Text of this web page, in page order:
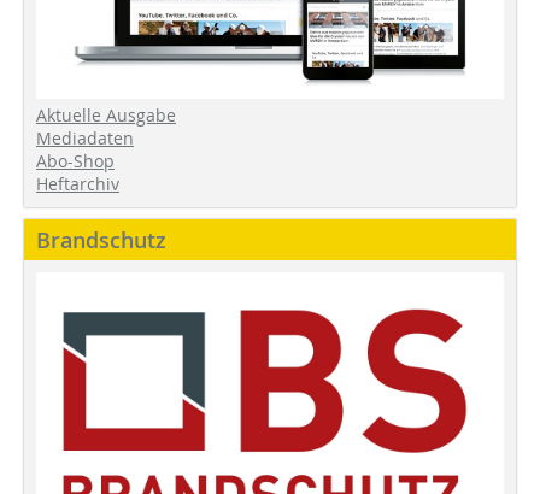
Aktuelle Ausgabe
Mediadaten
Abo-Shop
Heftarchiv
Brandschutz